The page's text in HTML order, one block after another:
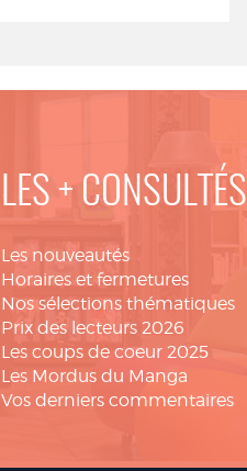
LES + CONSULTÉS
Les nouveautés
Horaires et fermetures
Nos sélections thématiques
Prix des lecteurs 2026
Les coups de coeur 2025
Les Mordus du Manga
Vos derniers commentaires